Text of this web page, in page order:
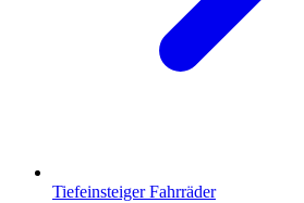
Tiefeinsteiger Fahrräder